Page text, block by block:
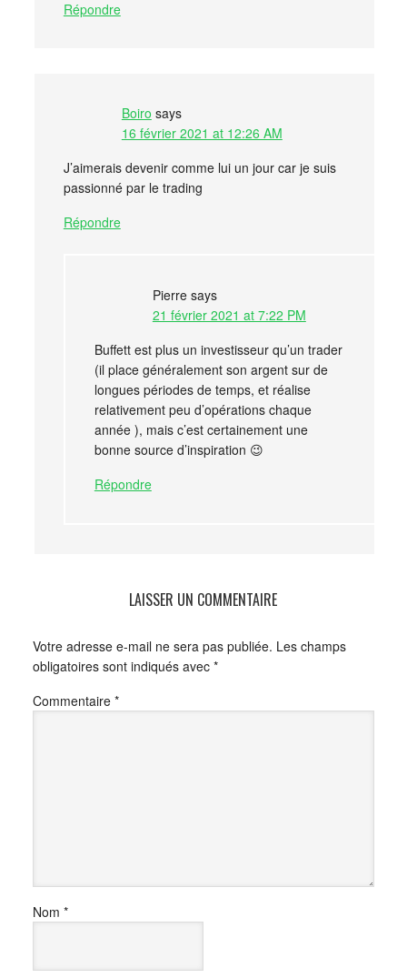
Répondre
Boiro says
16 février 2021 at 12:26 AM
J’aimerais devenir comme lui un jour car je suis
passionné par le trading
Répondre
Pierre says
21 février 2021 at 7:22 PM
Buffett est plus un investisseur qu’un trader
(il place généralement son argent sur de
longues périodes de temps, et réalise
relativement peu d’opérations chaque
année ), mais c’est certainement une
bonne source d’inspiration 😉
Répondre
LAISSER UN COMMENTAIRE
Votre adresse e-mail ne sera pas publiée. Les champs
obligatoires sont indiqués avec *
Commentaire *
Nom *